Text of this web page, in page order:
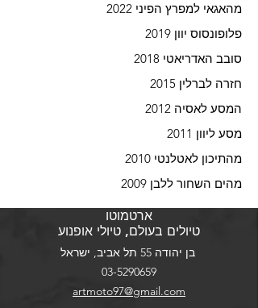
מהאגאי למפרץ הפיני 2022
פלופונסוס יוון 2019
סובב האדריאטי 2018
חזרה לברלין 2015
המסע לאסיה 2012
מסע ליוון 2011
מהתיכון לאטלנטי 2010
מהים השחור ללבן 2009
ארטמוטו
טיולים בעולם, טיולי אופנוע
בן יהודה 55 תל אביב, ישראל
03-5290659
artmoto97@gmail.com